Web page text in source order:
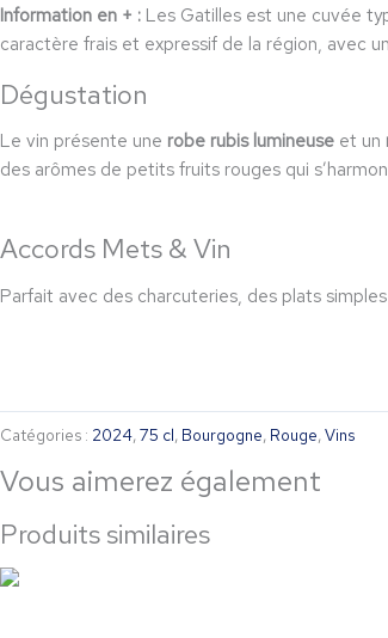
Information en + : Les Gatilles est une cuvée
caractère frais et expressif de la région, avec
Dégustation
Le vin présente une robe rubis lumineuse et un
des arômes de petits fruits rouges qui
Accords Mets & Vin
Parfait avec des charcuteries, des plats
Catégories : 2024,75 cl, Bourgogne, Rouge,Vins
Vous aimerez également
Produits similaires